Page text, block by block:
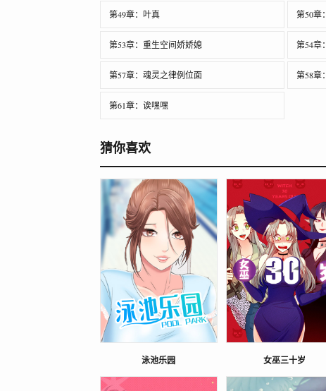
第49章：叶真 第50章
第53章：重生空间娇娇媳 第54章
第57章：魂灵之律例位面 第58章
第61章：诶嘿嘿
猜你喜欢
泳池乐园 女巫三十岁